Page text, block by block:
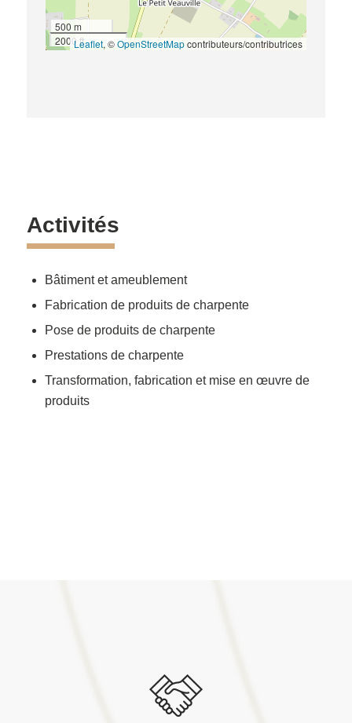
500 m
2000 ftLeaflet, ©OpenStreetMapcontributeurs/contributrices
Activités
Bâtiment et ameublement
Fabrication de produits de charpente
Pose de produits de charpente
Prestations de charpente
Transformation, fabrication et mise en œuvre de
produits